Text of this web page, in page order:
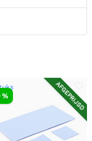
AFGEPRIJSD
%